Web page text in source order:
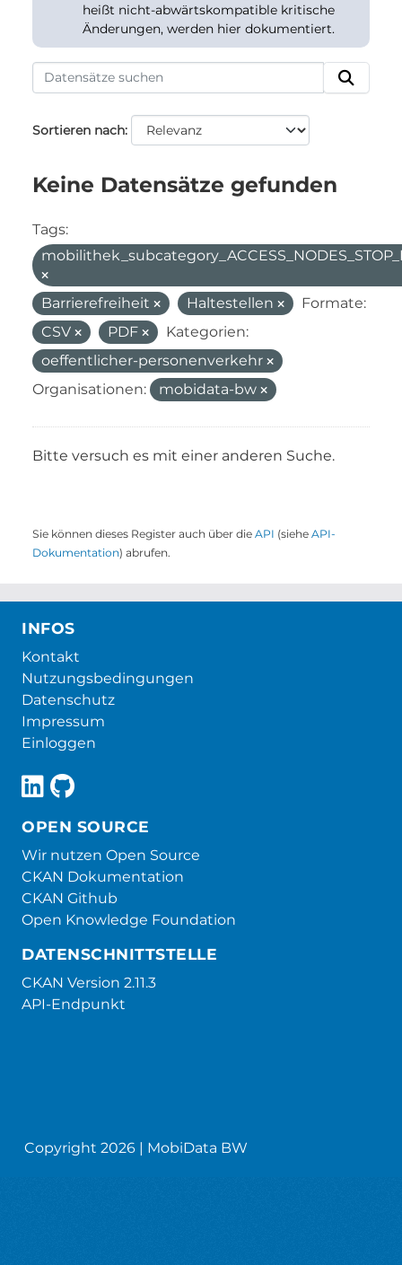
heißt nicht-abwärtskompatible kritische
Änderungen, werden hier dokumentiert.
Sortieren nach
Keine Datensätze gefunden
Tags:
Barrierefreiheit Haltestellen
Formate:
CSV
PDF
Kategorien:
oeffentlicher-personenverkehr
Organisationen:
mobidata-bw
Bitte versuch es mit einer anderen Suche.
Sie können dieses Register auch über die API (siehe API-
Dokumentation) abrufen.
INFOS
Kontakt
Nutzungsbedingungen
Datenschutz
Impressum
Einloggen
OPEN SOURCE
Wir nutzen Open Source
CKAN Dokumentation
CKAN Github
Open Knowledge Foundation
DATENSCHNITTSTELLE
CKAN Version 2.11.3
API-Endpunkt
Copyright 2026 | MobiData BW